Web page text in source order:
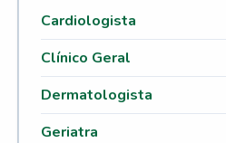
Cardiologista
Clínico Geral
Dermatologista
Geriatra